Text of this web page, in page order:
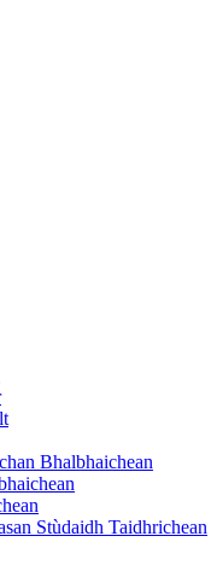
Bhalbhaichean
Stùdaidh Taidhrichean